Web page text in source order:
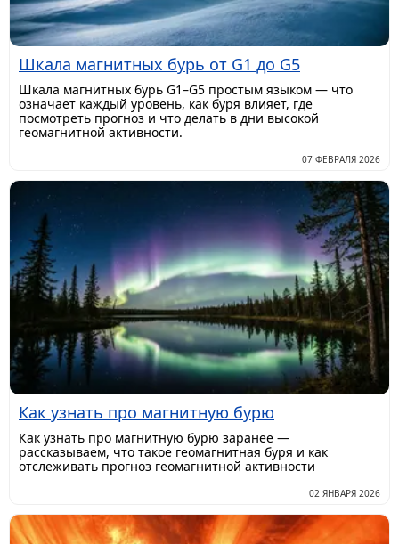
Шкала магнитных бурь от G1 до G5
Шкала магнитных бурь G1–G5 простым языком — что
означает каждый уровень, как буря влияет, где
посмотреть прогноз и что делать в дни высокой
геомагнитной активности.
07 ФЕВРАЛЯ 2026
Как узнать про магнитную бурю
Как узнать про магнитную бурю заранее —
рассказываем, что такое геомагнитная буря и как
отслеживать прогноз геомагнитной активности
02 ЯНВАРЯ 2026